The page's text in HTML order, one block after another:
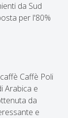
da Sud
per l'80%
Caffè Poli
Arabica e
da
e